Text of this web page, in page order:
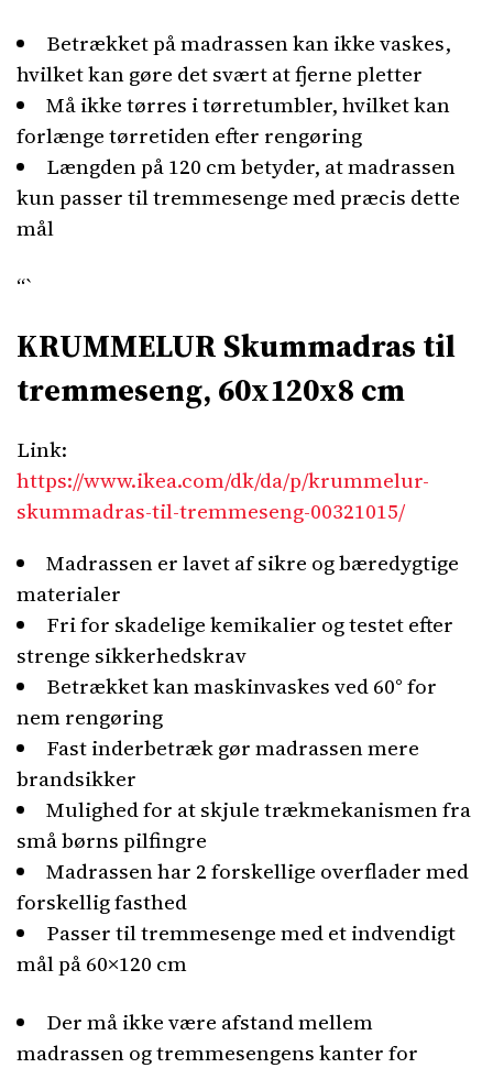
Betrækket på madrassen kan ikke vaskes,
hvilket kan gøre det svært at fjerne pletter
Må ikke tørres i tørretumbler, hvilket kan
forlænge tørretiden efter rengøring
Længden på 120 cm betyder, at madrassen
kun passer til tremmesenge med præcis dette
mål
“`
KRUMMELUR Skummadras til
tremmeseng, 60x120x8 cm
Link:
https://www.ikea.com/dk/da/p/krummelur-
skummadras-til-tremmeseng-00321015/
Madrassen er lavet af sikre og bæredygtige
materialer
Fri for skadelige kemikalier og testet efter
strenge sikkerhedskrav
Betrækket kan maskinvaskes ved 60° for
nem rengøring
Fast inderbetræk gør madrassen mere
brandsikker
Mulighed for at skjule trækmekanismen fra
små børns pilfingre
Madrassen har 2 forskellige overflader med
forskellig fasthed
Passer til tremmesenge med et indvendigt
mål på 60×120 cm
Der må ikke være afstand mellem
madrassen og tremmesengens kanter for